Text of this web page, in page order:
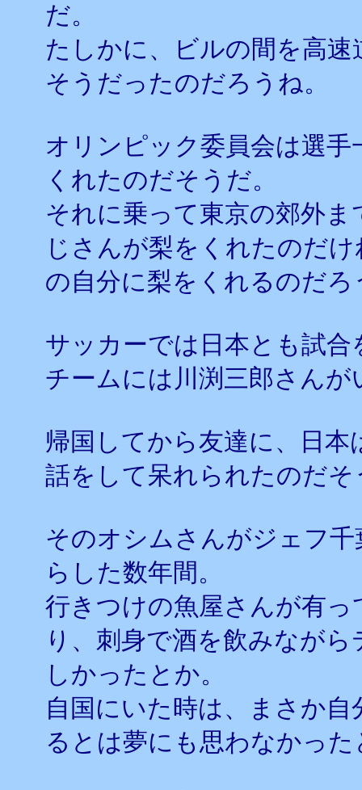
だ。
たしかに、ビルの間を高
そうだったのだろうね。
オリンピック委員会は選
くれたのだそうだ。
それに乗って東京の郊外
じさんが梨をくれたのだ
の自分に梨をくれるのだ
サッカーでは日本とも試
チームには川渕三郎さん
帰国してから友達に、日
話をして呆れられたのだそ
そのオシムさんがジェフ
らした数年間。
行きつけの魚屋さんが有
り、刺身で酒を飲みなが
しかったとか。
自国にいた時は、まさか
るとは夢にも思わなかっ